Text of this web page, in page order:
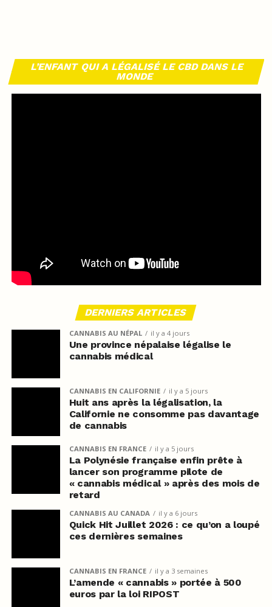
L’ENFANT QUI A LÉGALISÉ LE CBD DANS LE
MONDE
DERNIERS ARTICLES
CANNABIS AU NÉPAL il y a 4 jours
Une province népalaise légalise le
cannabis médical
CANNABIS EN CALIFORNIE il y a 5 jours
Huit ans après la légalisation, la
Californie ne consomme pas davantage
de cannabis
CANNABIS EN FRANCE il y a 5 jours
La Polynésie française enfin prête à
lancer son programme pilote de
« cannabis médical » après des mois de
retard
CANNABIS AU CANADA il y a 6 jours
Quick Hit Juillet 2026 : ce qu’on a loupé
ces dernières semaines
CANNABIS EN FRANCE il y a 3 semaines
L’amende « cannabis » portée à 500
euros par la loi RIPOST